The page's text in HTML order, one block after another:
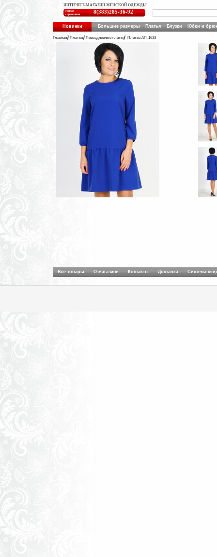
ИНТЕРНЕТ-МАГАЗИН ЖЕНСКОЙ ОДЕЖДЫ
единая
справочная
8(383)285-36-92
Новинки Большие размеры Платья Блузки Юбки и
Главная Платья Повседневные платья Платье АП-1633
Все товары О магазине Контакты Доставка Система